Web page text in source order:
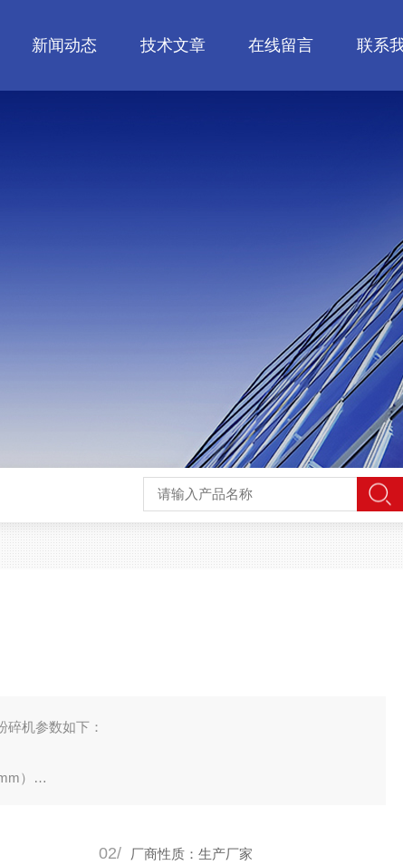
新闻动态 技术文章 在线留言 联系
碎机参数如下：
）
02/ 厂商性质：生产厂家